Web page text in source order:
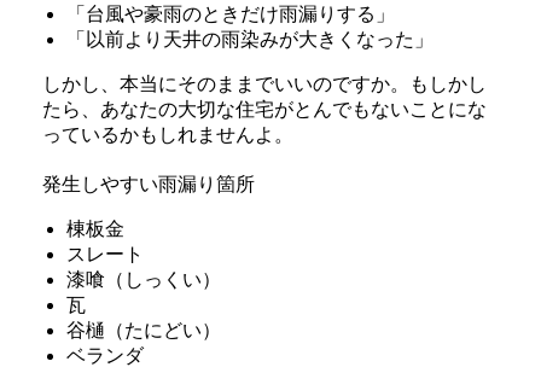
「台風や豪雨のときだけ雨漏りする」
「以前より天井の雨染みが大きくなった」
しかし、本当にそのままでいいのですか。もしかし
たら、あなたの大切な住宅がとんでもないことにな
っているかもしれませんよ。
発生しやすい雨漏り箇所
棟板金
スレート
漆喰（しっくい）
瓦
谷樋（たにどい）
ベランダ